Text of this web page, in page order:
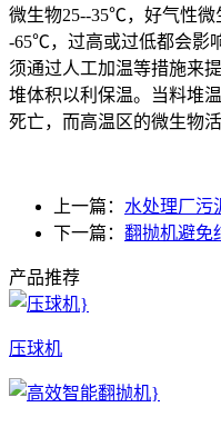
微生物25--35℃，好气性
-65℃，过高或过低都会影
须通过人工加温等措施来
堆体积以利保温。当料堆
死亡，而高温区的微生物
上一篇： 水处理厂污
下一篇： 翻抛机避免
产品推荐
压球机